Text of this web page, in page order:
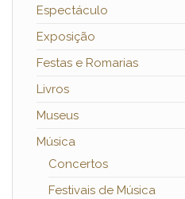
Espectáculo
Exposição
Festas e Romarias
Livros
Museus
Música
Concertos
Festivais de Música